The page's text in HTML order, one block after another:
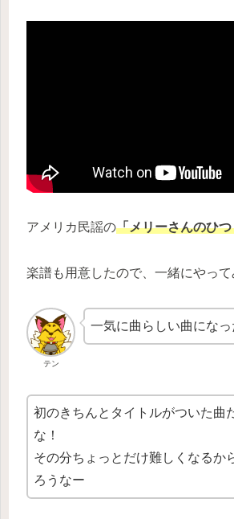
アメリカ民謡の「メリーさんのひ
楽譜も用意したので、一緒にやって
テン
一気に曲らしい曲になっ
初のきちんとタイトルがついた曲
な！
その分ちょっとだけ難しくなるか
ろうなー